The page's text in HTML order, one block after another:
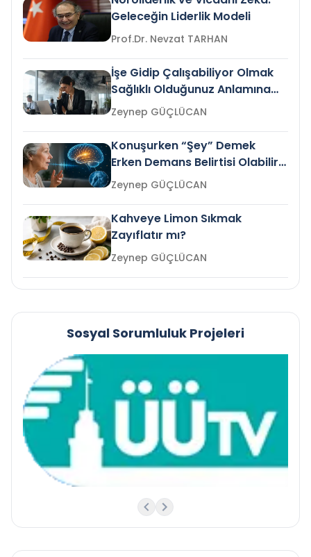
Geleceğin Liderlik Modeli
Prof.Dr. Nevzat TARHAN
İşe Gidip Çalışabiliyor Olmak
Sağlıklı Olduğunuz Anlamına
Gelir mi?Zeynep GÜÇLÜCAN
Konuşurken “Şey” Demek
Erken Demans Belirtisi Olabilir
mi?
Zeynep GÜÇLÜCAN
Kahveye Limon Sıkmak
Zayıflatır mı?
Zeynep GÜÇLÜCAN
Sosyal Sorumluluk Projeleri